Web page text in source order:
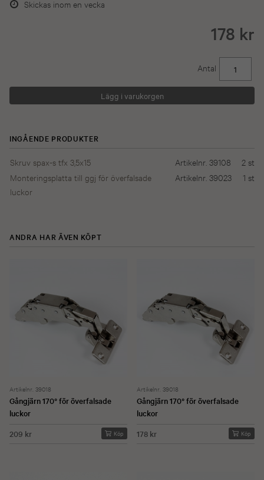
Skickas inom en vecka
178 kr
Antal
INGÅENDE PRODUKTER
Skruv spax-s tfx 3,5x15 Artikelnr. 39108 2 st
Monteringsplatta till ggj för överfalsade
luckor
Artikelnr. 39023 1 st
ANDRA HAR ÄVEN KÖPT
Artikelnr. 39018
Gångjärn 170° för överfalsade
luckor
209 kr
Köp
Artikelnr. 39018
Gångjärn 170° för överfalsade
luckor
178 kr
Köp